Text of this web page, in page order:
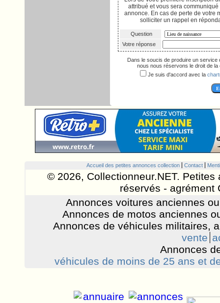
attribué et vous sera
annonce. En cas de perte de votre
solliciter un rappel en
Question
Votre réponse
Dans le soucis de produire un
nous nous réservons le droit de la
Je suis d'accord avec la
Accueil des petites annonces collection Contact
© 2026, Collectionneur.NET.
réservés - agrément
Annonces voitures anciennes
Annonces de motos anciennes
Annonces de véhicules militaires,
vente
Annonces
véhicules de moins de 25 ans et